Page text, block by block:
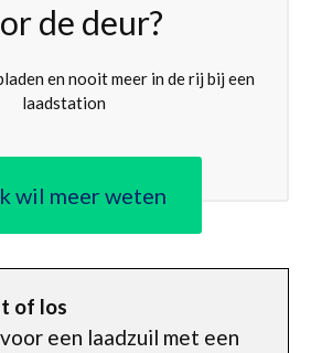
de deur?
en nooit meer in de rij bij een
laadstation
wil meer weten
of los
een laadzuil met een